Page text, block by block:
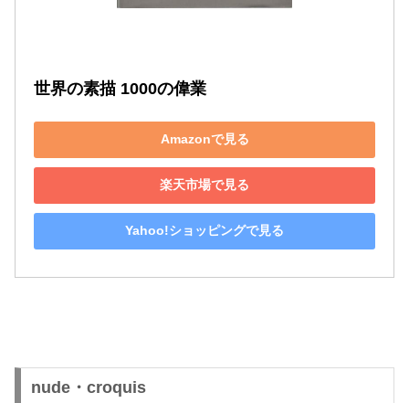
世界の素描 1000の偉業
Amazonで見る
楽天市場で見る
Yahoo!ショッピングで見る
nude・croquis